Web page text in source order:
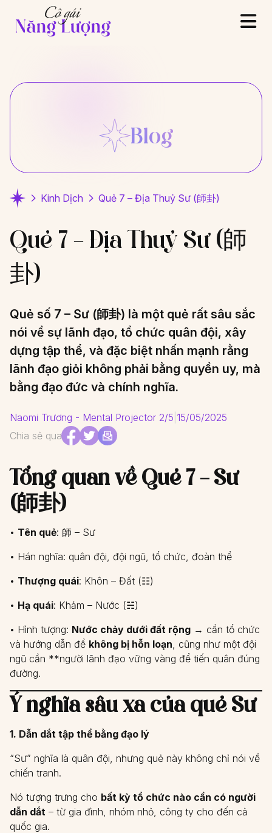
Blog
Kinh Dịch Quẻ 7 – Địa Thuỷ Sư (師卦)
Quẻ 7 – Địa Thuỷ Sư (師
卦)
Quẻ số 7 – Sư (師卦) là một quẻ rất sâu sắc
nói về sự lãnh đạo, tổ chức quân đội, xây
dựng tập thể, và đặc biệt nhấn mạnh rằng
lãnh đạo giỏi không phải bằng quyền uy, mà
bằng đạo đức và chính nghĩa.
Naomi Trương - Mental Projector 2/5 15/05/2025
Chia sẻ qua
Tổng quan về Quẻ 7 – Sư
(師卦)
• Tên quẻ: 師 – Sư
• Hán nghĩa: quân đội, đội ngũ, tổ chức, đoàn thể
• Thượng quái: Khôn – Đất (☷)
• Hạ quái: Khảm – Nước (☵)
• Hình tượng: Nước chảy dưới đất rộng → cần tổ chức
và hướng dẫn để không bị hỗn loạn, cũng như một đội
ngũ cần **người lãnh đạo vững vàng để tiến quân đúng
đường.
Ý nghĩa sâu xa của quẻ Sư
1. Dẫn dắt tập thể bằng đạo lý
“Sư” nghĩa là quân đội, nhưng quẻ này không chỉ nói về
chiến tranh.
Nó tượng trưng cho bất kỳ tổ chức nào cần có người
dẫn dắt – từ gia đình, nhóm nhỏ, công ty cho đến cả
quốc gia.